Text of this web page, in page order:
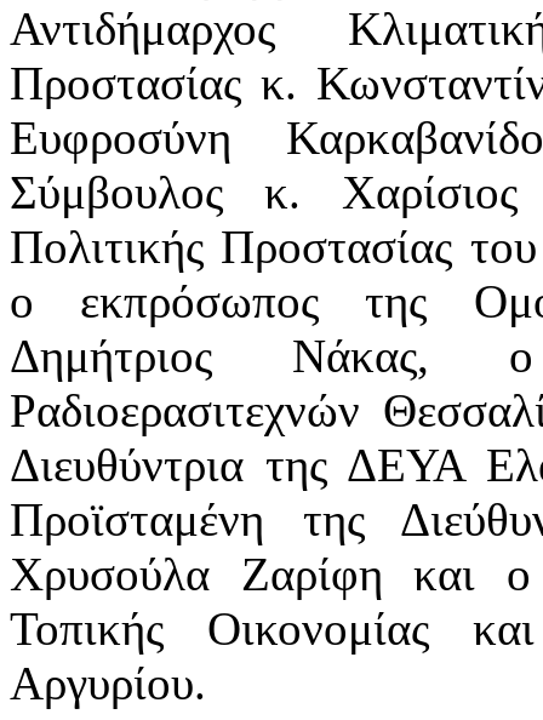
Αντιδήμαρχος
Προστασίας κ.
Ευφροσύνη
Σύμβουλος κ.
Πολιτικής Προστασίας
ο εκπρόσωπος της
Δημήτριος Νάκας,
Ραδιοερασιτεχνών
Διευθύντρια της ΔΕΥΑ
Προϊσταμένη της
Χρυσούλα Ζαρίφη και ο
Τοπικής Οικονομίας
Αργυρίου.